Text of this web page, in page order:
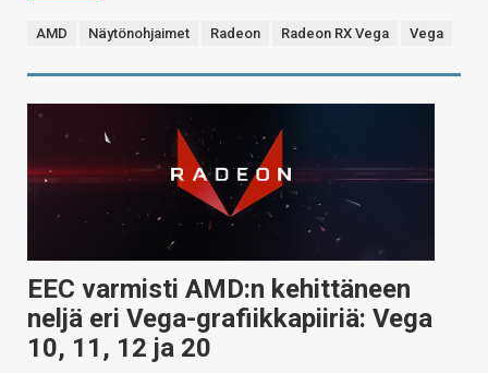
AMD Näytönohjaimet Radeon Radeon RX Vega Vega
EEC varmisti AMD:n kehittäneen
neljä eri Vega-grafiikkapiiriä: Vega
10, 11, 12 ja 20